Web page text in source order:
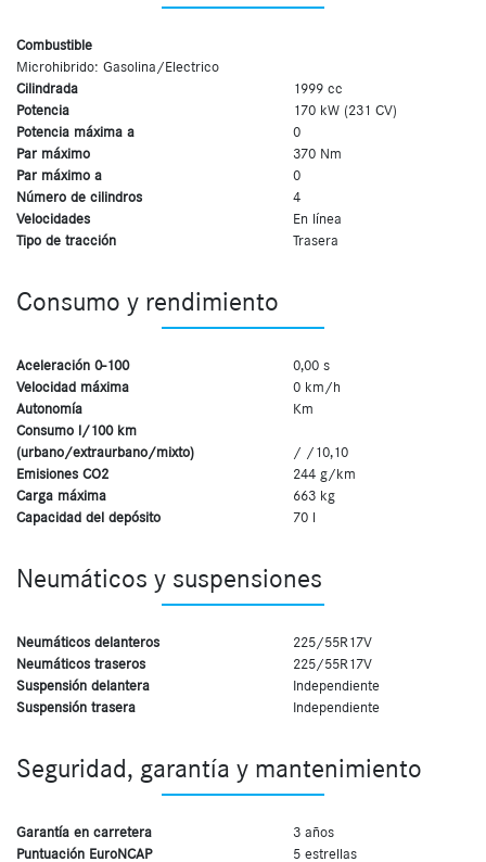
Combustible
Microhibrido: Gasolina/Electrico
Cilindrada
1999 cc
Potencia
170 kW (231 CV)
Potencia máxima a
0
Par máximo
370 Nm
Par máximo a
0
Número de cilindros
4
Velocidades
En línea
Tipo de tracción
Trasera
Consumo y rendimiento
Aceleración 0-100
0,00 s
Velocidad máxima
0 km/h
Autonomía
Km
Consumo l/100 km
(urbano/extraurbano/mixto)
/ /10,10
Emisiones CO2
244 g/km
Carga máxima
663 kg
Capacidad del depósito
70 l
Neumáticos y suspensiones
Neumáticos delanteros
225/55R17V
Neumáticos traseros
225/55R17V
Suspensión delantera
Independiente
Suspensión trasera
Independiente
Seguridad, garantía y mantenimiento
Garantía en carretera
3 años
Puntuación EuroNCAP
5 estrellas